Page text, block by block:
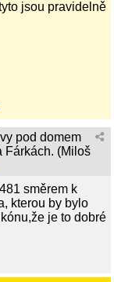
jsou pravidelně
pod domem
Fárkách. (Miloš
směrem k
kterou by bylo
je to dobré